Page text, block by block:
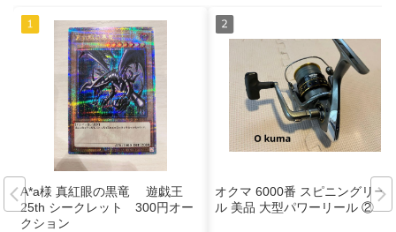
A*a様 真紅眼の黒竜 遊戯王
25th シークレット 300円オー
クション
オクマ 6000番 スピニングリー
ル 美品 大型パワーリール ②